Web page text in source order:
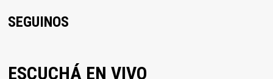
SEGUINOS
ESCUCHÁ EN VIVO